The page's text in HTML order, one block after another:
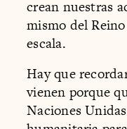
crean nuestras
mismo del
escala.
Hay que
vienen porque
Naciones